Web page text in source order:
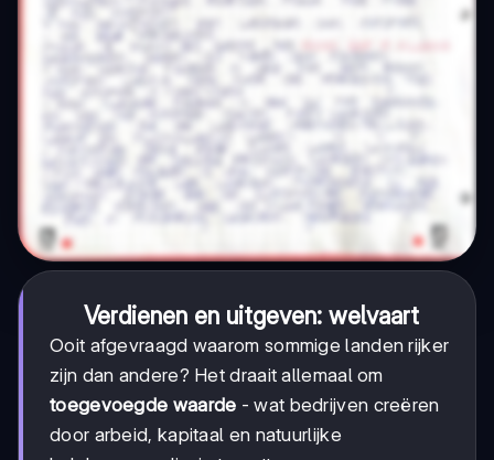
Verdienen en uitgeven: welvaart
Ooit afgevraagd waarom sommige landen rijker
zijn dan andere? Het draait allemaal om
toegevoegde waarde - wat bedrijven creëren
door arbeid, kapitaal en natuurlijke